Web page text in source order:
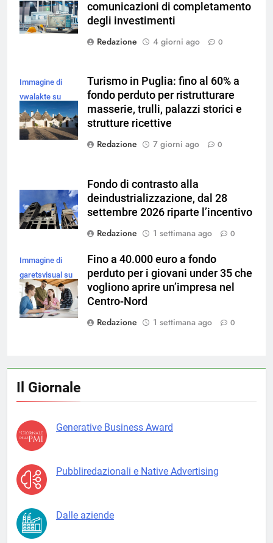
Magnific
comunicazioni di completamento
degli investimenti
Redazione
4 giorni ago 0
Immagine di
vwalakte su
Magnific
Turismo in Puglia: fino al 60% a
fondo perduto per ristrutturare
masserie, trulli, palazzi storici e
strutture ricettive
Redazione
7 giorni ago 0
Fondo di contrasto alla
deindustrializzazione, dal 28
settembre 2026 riparte l’incentivo
Redazione
1 settimana ago 0
Immagine di
garetsvisual su
Magnific
Fino a 40.000 euro a fondo
perduto per i giovani under 35 che
vogliono aprire un’impresa nel
Centro-Nord
Redazione
1 settimana ago 0
Il Giornale
Generative Business Award
Pubbliredazionali e Native Advertising
Dalle aziende